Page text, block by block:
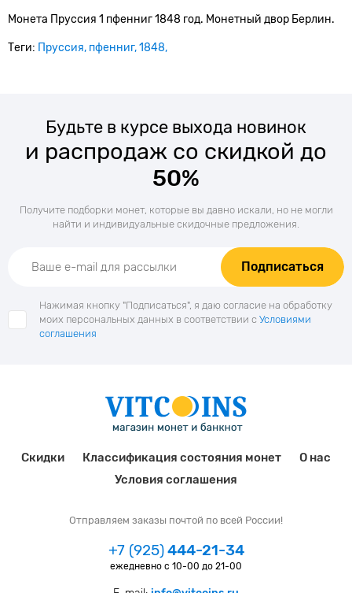
Монета Пруссия 1 пфенниг 1848 год. Монетный двор Берлин.
Теги: Пруссия пфенниг 1848
Будьте в курсе выхода новинок
и распродаж со скидкой до
50%
Получите подборки монет, которые вы давно искали, но не могли
найти и индивидуальные скидочные предложения.
Подписаться
Нажимая кнопку "Подписаться", я даю согласие на обработку
моих персональных данных в соответствии с Условиями
соглашения
Скидки Классификация состояния монет
О нас
Условия соглашения
Отправляем заказы почтой по всей России!
+7 (925)444-21-34
ежедневно с 10-00 до 21-00